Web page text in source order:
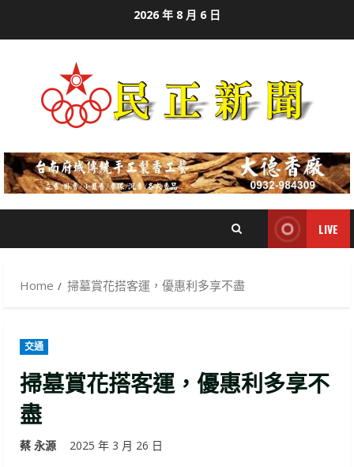
2026 年 8 月 6 日
LIVE
Home 掃墓賞花搭客運，優惠利多享不盡
交通
掃墓賞花搭客運，優惠利多享不
盡
蔡 永源 2025 年 3 月 26 日